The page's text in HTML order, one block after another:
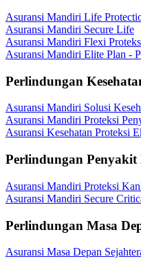
Asuransi Mandiri Life
Asuransi Mandiri Secure Life
Asuransi Mandiri Flexi
Asuransi Mandiri Elite Plan -
Perlindungan
Asuransi Mandiri Solusi
Asuransi Mandiri Proteksi
Asuransi Kesehatan Proteksi
Perlindungan
Asuransi Mandiri Proteksi
Asuransi Mandiri Secure
Perlindungan Masa
Asuransi Masa Depan